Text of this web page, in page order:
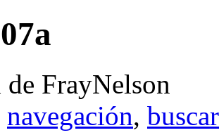
FrayNelson
navegación, buscar